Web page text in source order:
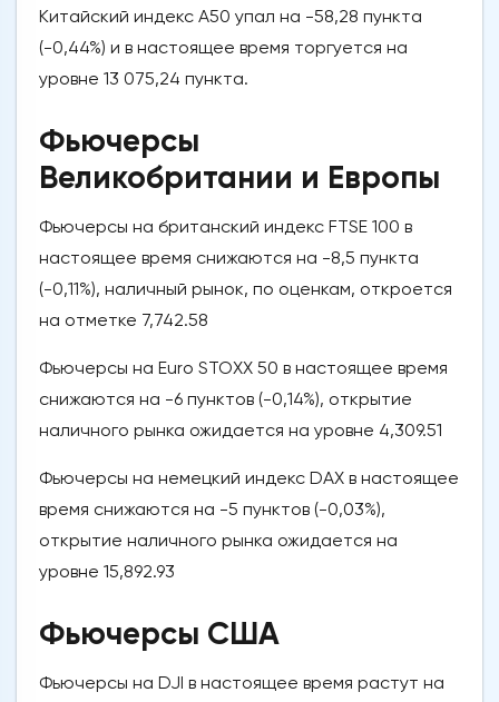
Китайский индекс A50 упал на -58,28 пункта
(-0,44%) и в настоящее время торгуется на
уровне 13 075,24 пункта.
Фьючерсы
Великобритании и Европы
Фьючерсы на британский индекс FTSE 100 в
настоящее время снижаются на -8,5 пункта
(-0,11%), наличный рынок, по оценкам, откроется
на отметке 7,742.58
Фьючерсы на Euro STOXX 50 в настоящее время
снижаются на -6 пунктов (-0,14%), открытие
наличного рынка ожидается на уровне 4,309.51
Фьючерсы на немецкий индекс DAX в настоящее
время снижаются на -5 пунктов (-0,03%),
открытие наличного рынка ожидается на
уровне 15,892.93
Фьючерсы США
Фьючерсы на DJI в настоящее время растут на